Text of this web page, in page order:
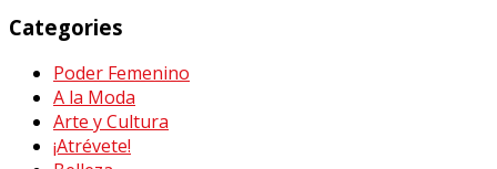
Categories
Poder Femenino
A la Moda
Arte y Cultura
¡Atrévete!